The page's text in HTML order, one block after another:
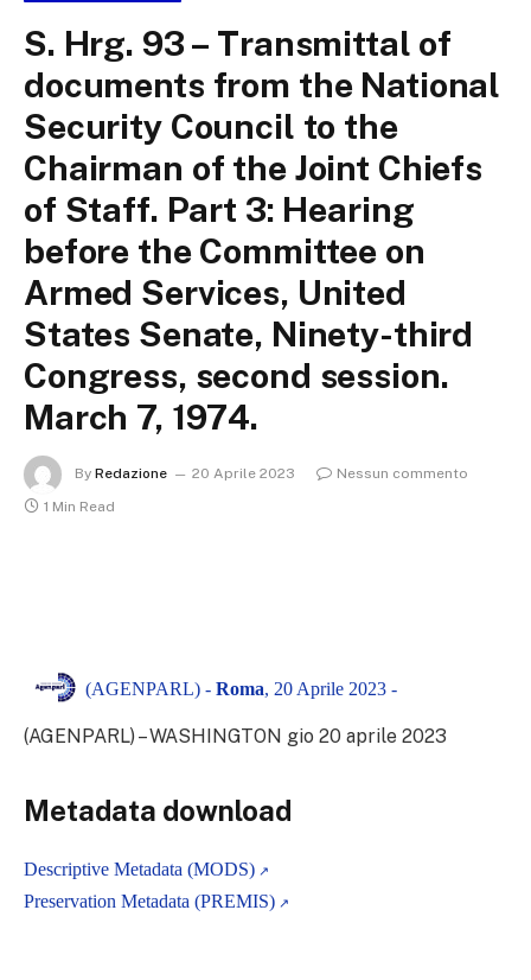
S. Hrg. 93 – Transmittal of
documents from the National
Security Council to the
Chairman of the Joint Chiefs
of Staff. Part 3: Hearing
before the Committee on
Armed Services, United
States Senate, Ninety-third
Congress, second session.
March 7, 1974.
By Redazione 20 Aprile 2023
Nessun commento
1 Min Read
(AGENPARL) - Roma, 20 Aprile 2023 -
(AGENPARL) – WASHINGTON gio 20 aprile 2023
Metadata download
Descriptive Metadata (MODS)
Preservation Metadata (PREMIS)